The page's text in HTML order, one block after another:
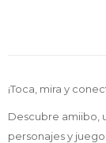
¡Toca, mira y
Descubre amiibo,
personajes y